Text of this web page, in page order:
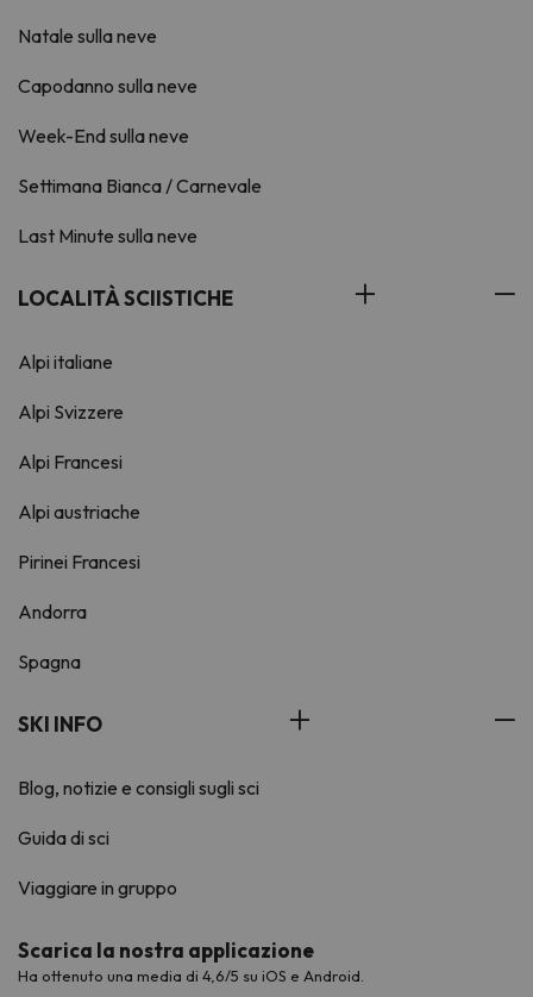
Natale sulla neve
Capodanno sulla neve
Week-End sulla neve
Settimana Bianca / Carnevale
Last Minute sulla neve
LOCALITÀ SCIISTICHE
Alpi italiane
Alpi Svizzere
Alpi Francesi
Alpi austriache
Pirinei Francesi
Andorra
Spagna
SKI INFO
Blog, notizie e consigli sugli sci
Guida di sci
Viaggiare in gruppo
Scarica la nostra applicazione
Ha ottenuto una media di 4,6/5 su iOS e Android.